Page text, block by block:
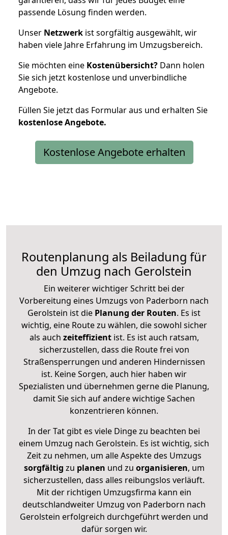
passende Lösung finden werden.
Unser Netzwerk ist sorgfältig ausgewählt, wir
haben viele Jahre Erfahrung im Umzugsbereich.
Sie möchten eine Kostenübersicht? Dann holen
Sie sich jetzt kostenlose und unverbindliche
Angebote.
Füllen Sie jetzt das Formular aus und erhalten Sie
kostenloseAngebote.
Kostenlose Angebote erhalten
Routenplanung als Beiladung für
den Umzug nach Gerolstein
Ein weiterer wichtiger Schritt bei der
Vorbereitung eines Umzugs von Paderborn nach
Gerolstein ist die Planung der Routen. Es ist
wichtig, eine Route zu wählen, die sowohl sicher
als auch zeiteffizientist. Es ist auch ratsam,
sicherzustellen, dass die Route frei von
Straßensperrungen und anderen Hindernissen
ist. Keine Sorgen, auch hier haben wir
Spezialisten und übernehmen gerne die Planung,
damit Sie sich auf andere wichtige Sachen
konzentrieren können.
In der Tat gibt es viele Dinge zu beachten bei
einem Umzug nach Gerolstein. Es ist wichtig, sich
Zeit zu nehmen, um alle Aspekte des Umzugs
sorgfältig zu planen und zu organisieren, um
sicherzustellen, dass alles reibungslos verläuft.
Mit der richtigen Umzugsfirma kann ein
deutschlandweiter Umzug von Paderborn nach
Gerolstein erfolgreich durchgeführt werden und
dafür sorgen wir.